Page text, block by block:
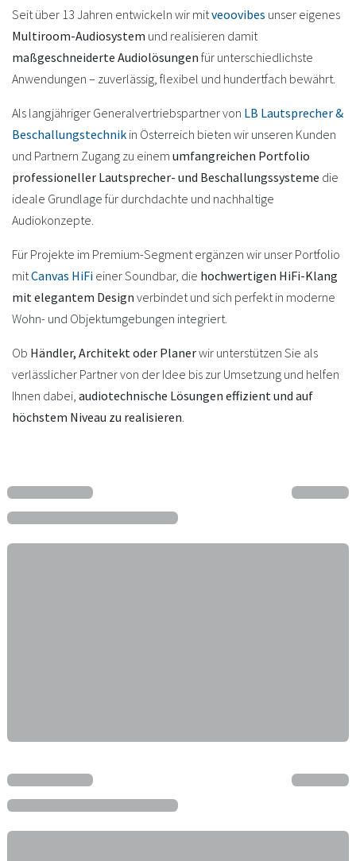
Seit über 13 Jahren entwickeln wir mitveoovibes unser eigenes
Multiroom-Audiosystem und realisieren damit
maßgeschneiderte Audiolösungen für unterschiedlichste
Anwendungen – zuverlässig, flexibel und hundertfach bewährt.
Als langjähriger Generalvertriebspartner von LB Lautsprecher &
Beschallungstechnik in Österreich bieten wir unseren Kunden
und Partnern Zugang zu einem umfangreichen Portfolio
professioneller Lautsprecher- und Beschallungssysteme die
ideale Grundlage für durchdachte und nachhaltige
Audiokonzepte.
Für Projekte im Premium-Segment ergänzen wir unser Portfolio
mitCanvas HiFi einer Soundbar, die hochwertigen HiFi-Klang
mit elegantem Design verbindet und sich perfekt in moderne
Wohn- und Objektumgebungen integriert.
Ob Händler, Architekt oder Planerwir unterstützen Sie als
verlässlicher Partner von der Idee bis zur Umsetzung und helfen
Ihnen dabei, audiotechnische Lösungen effizient und auf
höchstem Niveau zu realisieren